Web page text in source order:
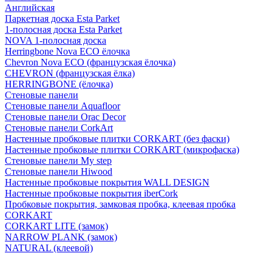
Английская
Паркетная доска Esta Parket
1-полосная доска Esta Parket
NOVA 1-полосная доска
Herringbone Nova ECO ёлочка
Chevron Nova ECO (французская ёлочка)
CHEVRON (французская ёлка)
HERRINGBONE (ёлочка)
Стеновые панели
Стеновые панели Aquafloor
Стеновые панели Orac Decor
Стеновые панели CorkArt
Настенные пробковые плитки CORKART (без фаски)
Настенные пробковые плитки CORKART (микрофаска)
Стеновые панели My step
Стеновые панели Hiwood
Настенные пробковые покрытия WALL DESIGN
Настенные пробковые покрытия iberCork
Пробковые покрытия, замковая пробка, клеевая пробка
CORKART
CORKART LITE (замок)
NARROW PLANK (замок)
NATURAL (клеевой)